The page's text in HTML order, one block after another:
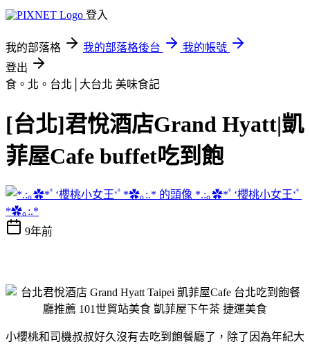
登入
我的部落格 我的部落格後台
我的帳號
登出
食。北。台北│大台北 美味食記
[台北]君悅酒店Grand Hyatt|凱
菲屋Cafe buffet吃到飽
*.:｡✿*ﾟ‘櫻桃小女王‘ﾟ
*✿｡:.*
9年前
小櫻桃和司機叔叔好久沒有去吃到飽餐廳了，除了因為年紀大